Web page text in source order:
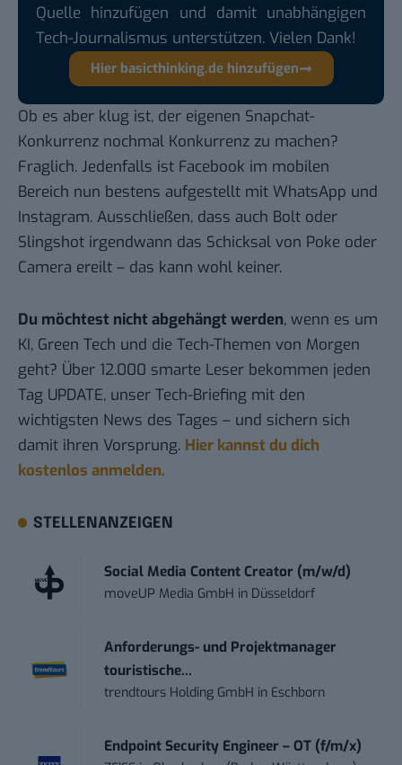
Quelle hinzufügen und damit unabhängigen
Tech-Journalismus unterstützen. Vielen Dank!
Hier basicthinking.de hinzufügen
Ob es aber klug ist, der eigenen Snapchat-
Konkurrenz nochmal Konkurrenz zu machen?
Fraglich. Jedenfalls ist Facebook im mobilen
Bereich nun bestens aufgestellt mit WhatsApp und
Instagram. Ausschließen, dass auch Bolt oder
Slingshot irgendwann das Schicksal von Poke oder
Camera ereilt – das kann wohl keiner.
Du möchtest nicht abgehängt werden, wenn es um
KI, Green Tech und die Tech-Themen von Morgen
geht? Über 12.000 smarte Leser bekommen jeden
Tag UPDATE, unser Tech-Briefing mit den
wichtigsten News des Tages – und sichern sich
damit ihren Vorsprung. Hier kannst du dich
kostenlos anmelden.
STELLENANZEIGEN
Social Media Content Creator (m/w/d)
moveUP Media GmbH in Düsseldorf
Anforderungs- und Projektmanager
touristische...
trendtours Holding GmbH in Eschborn
Endpoint Security Engineer – OT (f/m/x)